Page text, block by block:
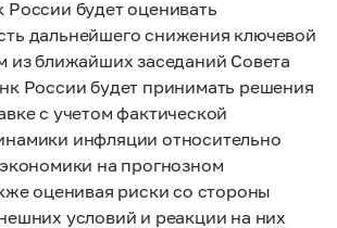
России будет оценивать
дальнейшего снижения ключевой
из ближайших заседаний Совета
России будет принимать решения
с учетом фактической
инфляции относительно
на прогнозном
оценивая риски со стороны
условий и реакции на них